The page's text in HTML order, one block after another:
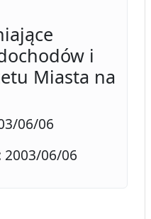
i
Miasta na
06/06
2003/06/06